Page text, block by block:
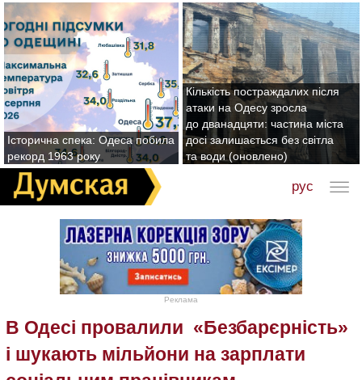
Історична спека: Одеса побила
рекорд 1963 року
Кількість постраждалих після
атаки на Одесу зросла
до дванадцяти: частина міста
досі залишається без світла
та води (оновлено)
рус
Реклама
В Одесі провалили «Безбарєрність»
і шукають мільйони на зарплати